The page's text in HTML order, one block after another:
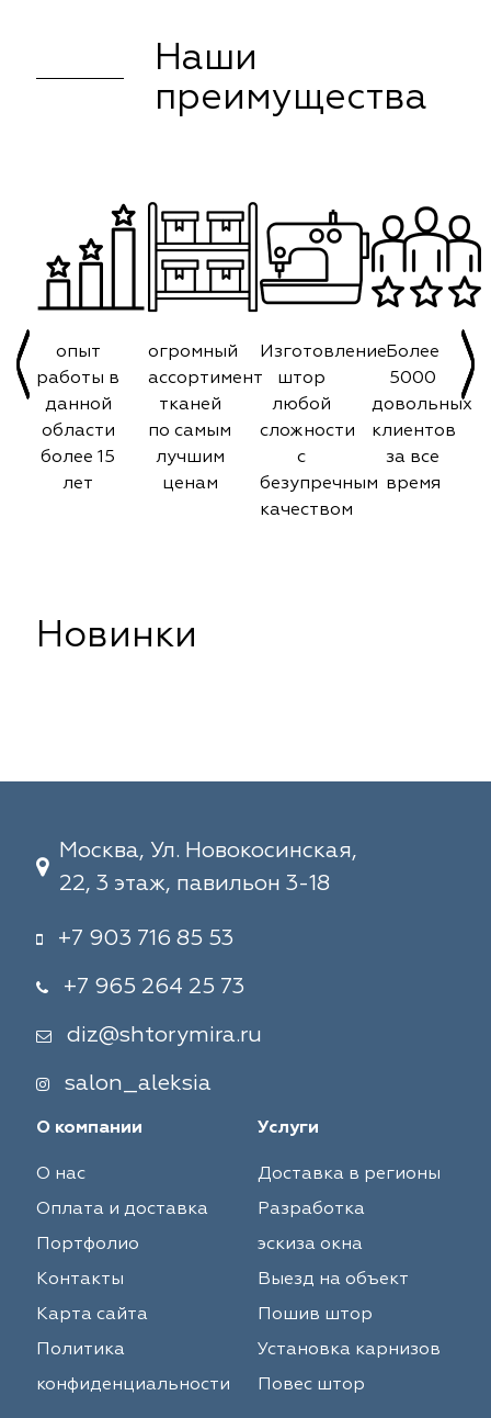
Наши
преимущества
опыт
работы в
данной
области
более 15
лет
огромный
ассортимент
тканей
по самым
лучшим
ценам
Изготовление
штор
любой
сложности
с
безупречным
качеством
Более
5000
довольных
клиентов
за все
время
Новинки
Москва, Ул. Новокосинская,
22, 3 этаж, павильон 3-18
+7 903 716 85 53
+7 965 264 25 73
diz@shtorymira.ru
salon_aleksia
О компании
О нас
Оплата и доставка
Портфолио
Контакты
Карта сайта
Политика
конфиденциальности
Услуги
Доставка в регионы
Разработка
эскиза окна
Выезд на объект
Пошив штор
Установка карнизов
Повес штор